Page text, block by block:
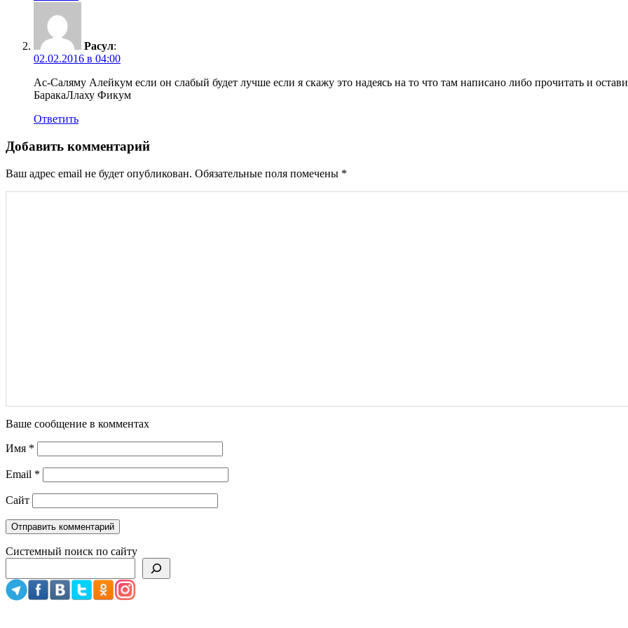
Расул:
02.02.2016 в 04:00
Ас-Саляму Алейкум если он слабый будет лучше если я скажу это надеясь на то что там написано либо прочитать и
БаракаЛлаху Фикум
Ответить
Добавить комментарий
Ваш адрес email не будет опубликован. Обязательные поля помечены *
Ваше сообщение в комментах
Имя *
Email *
Сайт
Системный поиск по сайту